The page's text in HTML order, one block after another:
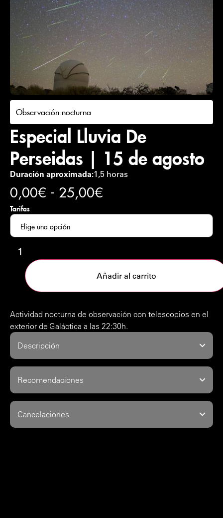
Observación nocturna
Especial Lluvia De
Perseidas | 15 de agosto
Duración aproximada:1,5 horas
0,00€ 25,00€
Tarifas
Añadir al carrito
Actividad nocturna de observación con telescopios en el
exterior de Galáctica a las 22:30h.
Descripción
Recomendaciones
Cancelaciones